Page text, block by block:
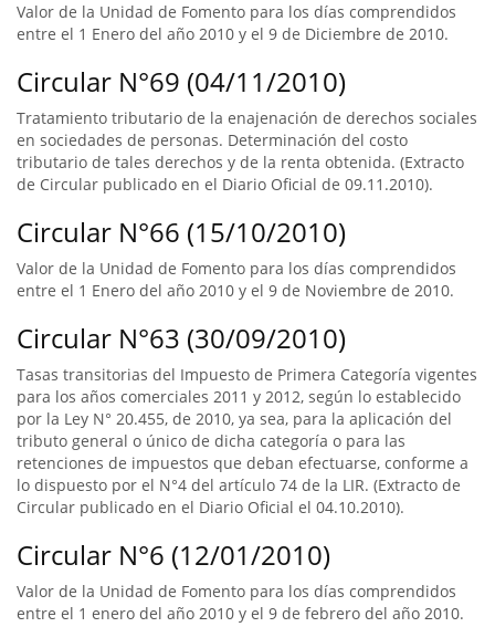
Valor de la Unidad de Fomento para los días comprendidos
entre el 1 Enero del año 2010 y el 9 de Diciembre de 2010.
Circular N°69 (04/11/2010)
Tratamiento tributario de la enajenación de derechos sociales
en sociedades de personas. Determinación del costo
tributario de tales derechos y de la renta obtenida. (Extracto
de Circular publicado en el Diario Oficial de 09.11.2010).
Circular N°66 (15/10/2010)
Valor de la Unidad de Fomento para los días comprendidos
entre el 1 Enero del año 2010 y el 9 de Noviembre de 2010.
Circular N°63 (30/09/2010)
Tasas transitorias del Impuesto de Primera Categoría vigentes
para los años comerciales 2011 y 2012, según lo establecido
por la Ley N° 20.455, de 2010, ya sea, para la aplicación del
tributo general o único de dicha categoría o para las
retenciones de impuestos que deban efectuarse, conforme a
lo dispuesto por el N°4 del artículo 74 de la LIR. (Extracto de
Circular publicado en el Diario Oficial el 04.10.2010).
Circular N°6 (12/01/2010)
Valor de la Unidad de Fomento para los días comprendidos
entre el 1 enero del año 2010 y el 9 de febrero del año 2010.